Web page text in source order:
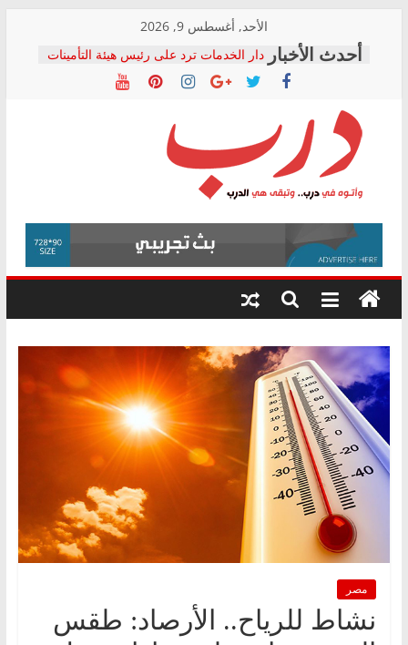
content
الأحد, أغسطس 9, 2026
دار الخدمات ترد على رئيس هيئة التأمينات
بعد مؤتمره الصحفي: إنكار الأزمة لا ينهي
معاناة أصحاب المعاشات.. ونطالب بكشف
فرحات سليمان يكتب: القطاع الصحي إلى
أين؟
حزب التحالف الشعبي يطلق لجنة “الحق
في الصحة” بالإسكندرية لرصد الانتهاكات
ودعم المرضى
الوزاري لمدينة الصحفيين.. وانتهاء أعمال
إنشاء المبنى الإداري
المجلس القومي لحقوق الإنسان يعلن
متابعة قضية الدكتور محمد زهران.. ويؤكد:
قرينة البراءة وضمانات المحاكمة العادلة
درب
وأتوه
درب..
وتبقى
هي
مصر
نشاط للرياح.. الأرصاد: طقس